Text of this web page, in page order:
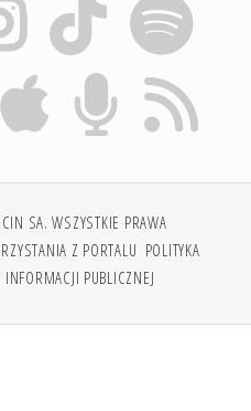
SA. WSZYSTKIE PRAWA
Z PORTALU POLITYKA
INFORMACJI PUBLICZNEJ